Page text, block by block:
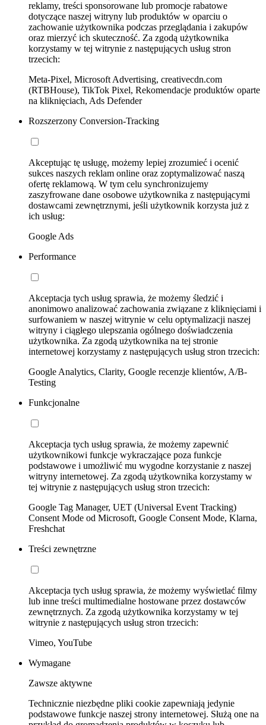
reklamy, treści sponsorowane lub promocje rabatowe
dotyczące naszej witryny lub produktów w oparciu o
zachowanie użytkownika podczas przeglądania i zakupów
oraz mierzyć ich skuteczność. Za zgodą użytkownika
korzystamy w tej witrynie z następujących usług stron
trzecich:
Meta-Pixel, Microsoft Advertising, creativecdn.com
(RTBHouse), TikTok Pixel, Rekomendacje produktów oparte
na kliknięciach, Ads Defender
Rozszerzony Conversion-Tracking
Akceptując tę usługę, możemy lepiej zrozumieć i ocenić
sukces naszych reklam online oraz zoptymalizować naszą
ofertę reklamową. W tym celu synchronizujemy
zaszyfrowane dane osobowe użytkownika z następującymi
dostawcami zewnętrznymi, jeśli użytkownik korzysta już z
ich usług:
Google Ads
Performance
Akceptacja tych usług sprawia, że możemy śledzić i
anonimowo analizować zachowania związane z kliknięciami i
surfowaniem w naszej witrynie w celu optymalizacji naszej
witryny i ciągłego ulepszania ogólnego doświadczenia
użytkownika. Za zgodą użytkownika na tej stronie
internetowej korzystamy z następujących usług stron trzecich:
Google Analytics, Clarity, Google recenzje klientów, A/B-
Testing
Funkcjonalne
Akceptacja tych usług sprawia, że możemy zapewnić
użytkownikowi funkcje wykraczające poza funkcje
podstawowe i umożliwić mu wygodne korzystanie z naszej
witryny internetowej. Za zgodą użytkownika korzystamy w
tej witrynie z następujących usług stron trzecich:
Google Tag Manager, UET (Universal Event Tracking)
Consent Mode od Microsoft, Google Consent Mode, Klarna,
Freshchat
Treści zewnętrzne
Akceptacja tych usług sprawia, że możemy wyświetlać filmy
lub inne treści multimedialne hostowane przez dostawców
zewnętrznych. Za zgodą użytkownika korzystamy w tej
witrynie z następujących usług stron trzecich:
Vimeo, YouTube
Wymagane
Zawsze aktywne
Technicznie niezbędne pliki cookie zapewniają jedynie
podstawowe funkcje naszej strony internetowej. Służą one na